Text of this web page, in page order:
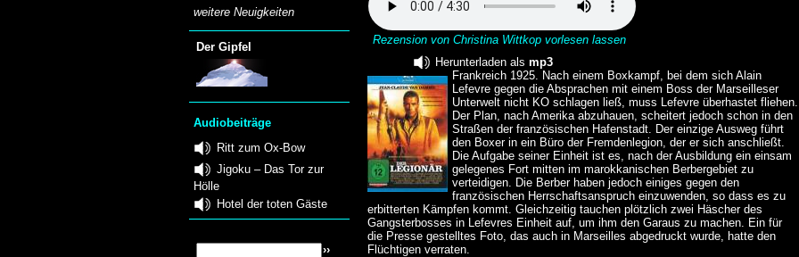
weitere Neuigkeiten
Der Gipfel
Audiobeiträge
Ritt zum Ox-Bow
Jigoku – Das Tor zur
Hölle
Hotel der toten Gäste
Rezension von Christina Wittkop vorlesen lassen
Herunterladen als mp3
Frankreich 1925. Nach einem Boxkampf, bei dem sich Alain
Lefevre gegen die Absprachen mit einem Boss der Marseilleser
Unterwelt nicht KO schlagen ließ, muss Lefevre überhastet fliehen.
Der Plan, nach Amerika abzuhauen, scheitert jedoch schon in den
Straßen der französischen Hafenstadt. Der einzige Ausweg führt
den Boxer in ein Büro der Fremdenlegion, der er sich anschließt.
Die Aufgabe seiner Einheit ist es, nach der Ausbildung ein einsam
gelegenes Fort mitten im marokkanischen Berbergebiet zu
verteidigen. Die Berber haben jedoch einiges gegen den
französischen Herrschaftsanspruch einzuwenden, so dass es zu
erbitterten Kämpfen kommt. Gleichzeitig tauchen plötzlich zwei Häscher des
Gangsterbosses in Lefevres Einheit auf, um ihm den Garaus zu machen. Ein für
die Presse gestelltes Foto, das auch in Marseilles abgedruckt wurde, hatte den
Flüchtigen verraten.